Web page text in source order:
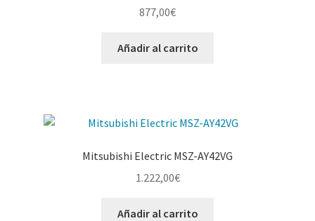
877,00€
Añadir al carrito
Mitsubishi Electric MSZ-AY42VG
1.222,00€
Añadir al carrito